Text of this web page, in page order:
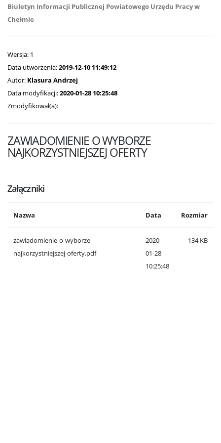
Biuletyn Informacji Publicznej Powiatowego Urzędu Pracy w
Chełmie
Wersja: 1
Data utworzenia:2019-12-10 11:49:12
Autor: Klasura Andrzej
Data modyfikacji:2020-01-28 10:25:48
Zmodyfikował(a):
ZAWIADOMIENIE O WYBORZE
NAJKORZYSTNIEJSZEJ OFERTY
Załączniki
Nazwa Data Rozmiar
zawiadomienie-o-wyborze-
najkorzystniejszej-oferty.pdf
2020-
01-28
10:25:48
134 KB